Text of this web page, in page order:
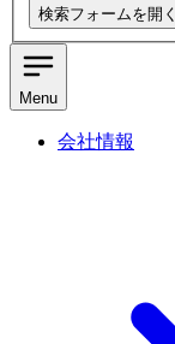
検索フォームを開く
Menu
会社情報